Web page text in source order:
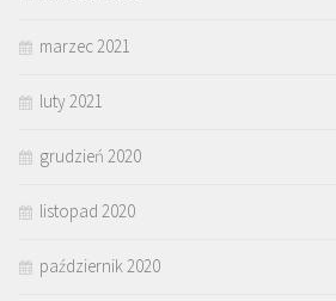
marzec 2021
luty 2021
grudzień 2020
listopad 2020
październik 2020